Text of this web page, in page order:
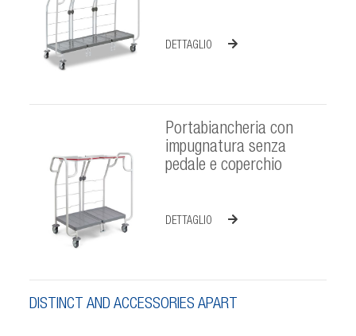
DETTAGLIO
Portabiancheria con
impugnatura senza
pedale e coperchio
DETTAGLIO
DISTINCT AND ACCESSORIES APART